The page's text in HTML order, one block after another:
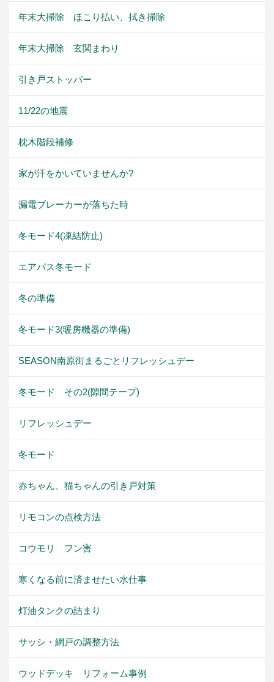
年末大掃除 ほこり払い、拭き掃除
年末大掃除 玄関まわり
引き戸ストッパー
11/22の地震
枕木階段補修
家が汗をかいていませんか?
漏電ブレーカーが落ちた時
冬モード4(凍結防止)
エアパス冬モード
冬の準備
冬モード3(暖房機器の準備)
SEASON南原街まるごとリフレッシュデー
冬モード その2(隙間テープ)
リフレッシュデー
冬モード
赤ちゃん、猫ちゃんの引き戸対策
リモコンの点検方法
コウモリ フン害
寒くなる前に済ませたい水仕事
灯油タンクの詰まり
サッシ・網戸の調整方法
ウッドデッキ リフォーム事例